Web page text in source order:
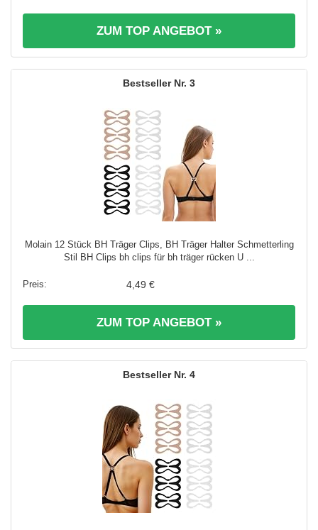
ZUM TOP ANGEBOT »
3
Molain 12 Stück BH Träger Clips, BH Träger Halter Schmetterling
Stil BH Clips bh clips für bh träger rücken U ...
4,49 €
ZUM TOP ANGEBOT »
4